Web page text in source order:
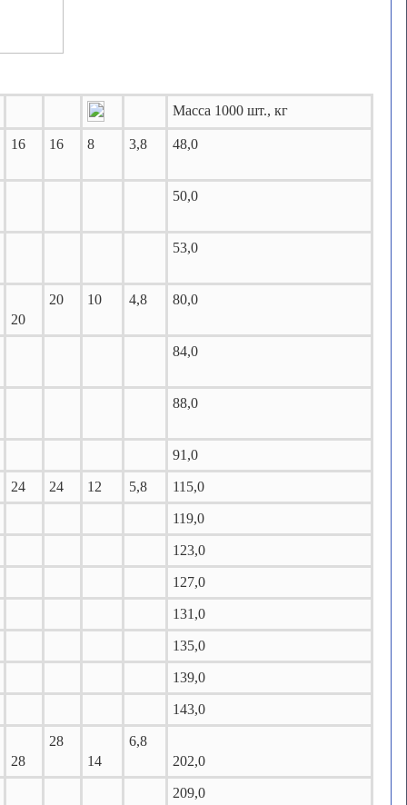
Масса 1000 шт., кг
16 16 8 3,8 48,0
50,0
53,0
20
20 10 4,8 80,0
84,0
88,0
91,0
24 24 12 5,8 115,0
119,0
123,0
127,0
131,0
135,0
139,0
143,0
28
28
14
6,8
202,0
209,0